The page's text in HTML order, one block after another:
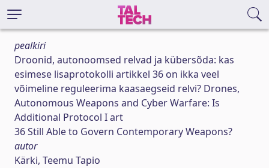
pealkiri
Droonid, autonoomsed relvad ja kübersõda: kas
esimese lisaprotokolli artikkel 36 on ikka veel
võimeline reguleerima kaasaegseid relvi? Drones,
Autonomous Weapons and Cyber Warfare: Is
Additional Protocol I art
36 Still Able to Govern Contemporary Weapons?
autor
Kärki, Teemu Tapio